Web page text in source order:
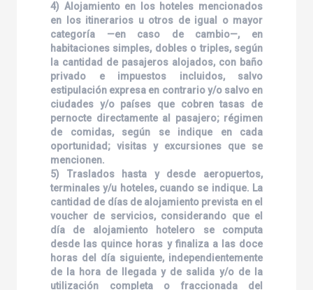
4) Alojamiento en los hoteles mencionados
en los itinerarios u otros de igual o mayor
categoría —en caso de cambio—, en
habitaciones simples, dobles o triples, según
la cantidad de pasajeros alojados, con baño
privado e impuestos incluidos, salvo
estipulación expresa en contrario y/o salvo en
ciudades y/o países que cobren tasas de
pernocte directamente al pasajero; régimen
de comidas, según se indique en cada
oportunidad; visitas y excursiones que se
mencionen.
5) Traslados hasta y desde aeropuertos,
terminales y/u hoteles, cuando se indique. La
cantidad de días de alojamiento prevista en el
voucher de servicios, considerando que el
día de alojamiento hotelero se computa
desde las quince horas y finaliza a las doce
horas del día siguiente, independientemente
de la hora de llegada y de salida y/o de la
utilización completa o fraccionada del